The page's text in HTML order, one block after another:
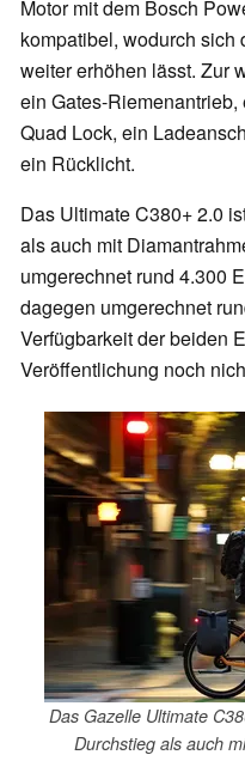
Motor mit dem Bosch
kompatibel, wodurch
weiter erhöhen lässt. Zur
ein Gates-
Quad Lock, ein
ein Rücklicht.
Das Ultimate C380+ 2.0
als auch mit
umgerechnet rund 4.300
dagegen umgerechnet
Verfügbarkeit der beiden
Veröffentlichung noch
Das Gazelle Ultimate
Durchstieg als auch